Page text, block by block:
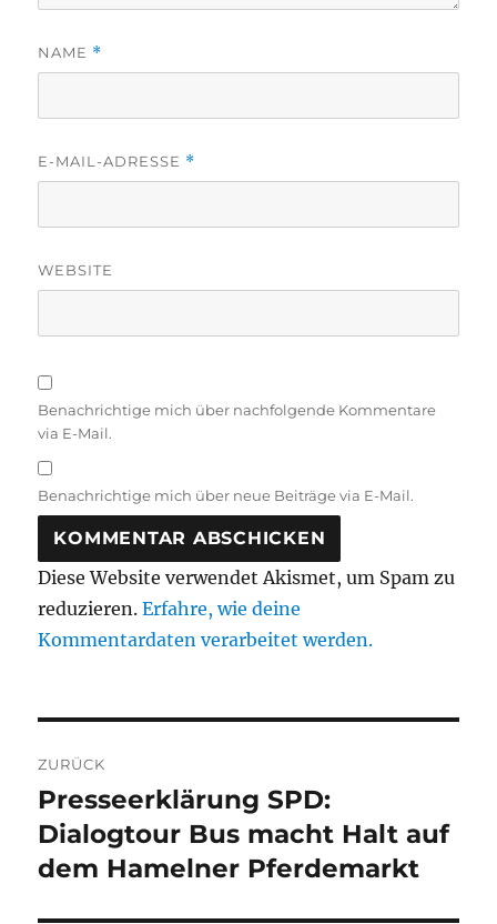
NAME *
E-MAIL-ADRESSE *
WEBSITE
Benachrichtige mich über nachfolgende Kommentare
via E-Mail.
Benachrichtige mich über neue Beiträge via E-Mail.
Diese Website verwendet Akismet, um Spam zu
reduzieren.Erfahre, wie deine
Kommentardaten verarbeitet werden.
ZURÜCK
Vorheriger
Beitrag:
Presseerklärung SPD:
Dialogtour Bus macht Halt auf
dem Hamelner Pferdemarkt